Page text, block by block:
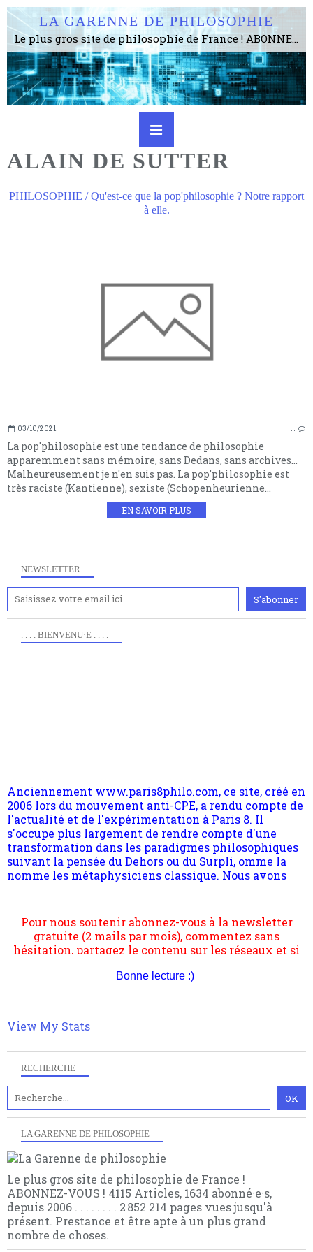
LA GARENNE DE PHILOSOPHIE
Le plus gros site de philosophie de France ! ABONNEZ-VOUS ! 4115 Articles, 1634 abonné·e·s, depuis 2006 . . . . . . . . 2 852 214 pages vues jusqu'à présent. Prestance et être apte à un plus grand nombre de choses.
ALAIN DE SUTTER
PHILOSOPHIE / Qu'est-ce que la pop'philosophie ? Notre rapport
à elle.
03/10/2021 …
La pop'philosophie est une tendance de philosophie
apparemment sans mémoire, sans Dedans, sans archives...
Malheureusement je n'en suis pas. La pop'philosophie est
très raciste (Kantienne), sexiste (Schopenheurienne...
EN SAVOIR PLUS
NEWSLETTER
RECHERCHE
LA GARENNE DE PHILOSOPHIE
Le plus gros site de philosophie de France !
ABONNEZ-VOUS ! 4115 Articles, 1634 abonné·e·s,
depuis 2006 . . . . . . . . 2 852 214 pages vues jusqu'à
présent. Prestance et être apte à un plus grand
nombre de choses.
. . . . BIENVENU·E . . . .
2006 lors du mouvement anti-CPE, a rendu compte de
l'actualité et de l'expérimentation à Paris 8. Il
s'occupe plus largement de rendre compte d'une
transformation dans les paradigmes philosophiques
suivant la pensée du Dehors ou du Surpli, omme la
nomme les métaphysiciens classique. Nous avons
quant à nous déjà basculé d'emblée dans la modernité
quantique, résolvant la plupart des impasses
multiples facteurs et échelles. Ce site contient des
articles pour être apte à un plus grand nombre de
choses.
gratuite (2 mails par mois), commentez sans
hésitation, partagez le contenu sur les réseaux et si
vous le pouvez faîtes des liens depuis votre site.
Bonne lecture :)
View My Stats